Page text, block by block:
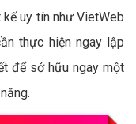
uy tín như VietWeb
thực hiện ngay lập
để sở hữu ngay một